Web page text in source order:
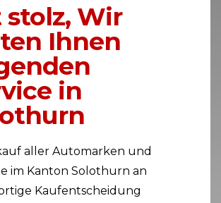
stolz, Wir
Ihnen
in
aller Automarken und
im Kanton Solothurn an
Kaufentscheidung